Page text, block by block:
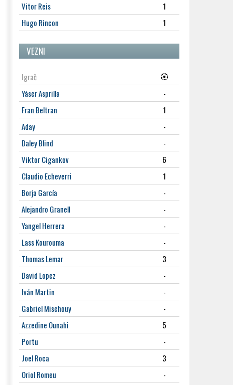
Vitor Reis
1
Hugo Rincon
1
VEZNI
Igrač
Yáser Asprilla
-
Fran Beltran
1
Aday
-
Daley Blind
-
Viktor Cigankov
6
Claudio Echeverri
1
Borja García
-
Alejandro Granell
-
Yangel Herrera
-
Lass Kourouma
-
Thomas Lemar
3
David Lopez
-
Iván Martin
-
Gabriel Misehouy
-
Azzedine Ounahi
5
Portu
-
Joel Roca
3
Oriol Romeu
-